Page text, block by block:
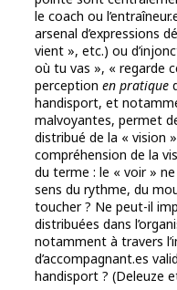
le coach ou
arsenal d’expressions
vient », etc.) ou
où tu vas », « regarde
perception en pratique
handisport, et
malvoyantes, permet
distribué de la « vision
compréhension de la
du terme : le « voir »
sens du rythme, du
toucher ? Ne peut-il
distribuées dans
notamment à travers
d’accompagnant.es
handisport ? (Deleuze